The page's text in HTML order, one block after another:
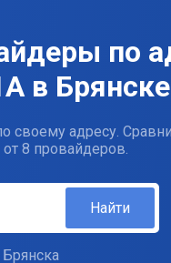
по
в Брянске
своему адресу.
8 провайдеров.
Найти
Брянска